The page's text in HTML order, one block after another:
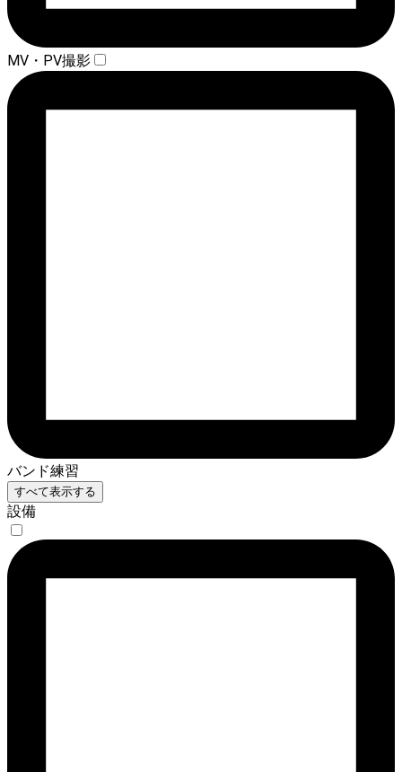
MV・PV撮影
バンド練習
すべて表示する
設備